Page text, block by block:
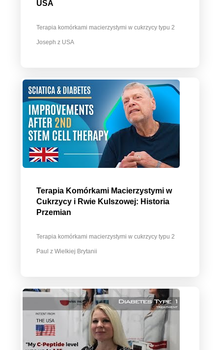
USA
Terapia komórkami macierzystymi w cukrzycy typu 2
Joseph z USA
Terapia Komórkami Macierzystymi w
Cukrzycy i Rwie Kulszowej: Historia
Przemian
Terapia komórkami macierzystymi w cukrzycy typu 2
Paul z Wielkiej Brytanii